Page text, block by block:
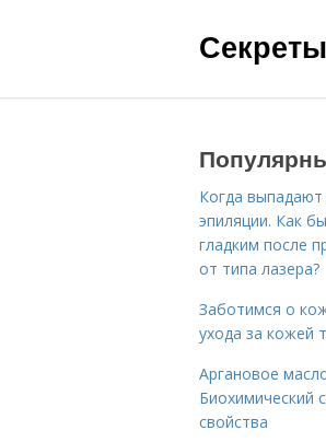
Когда
эпиляции. Как
гладким после
от типа лазера?
Заботимся о
ухода за кожей
Аргановое
Биохимический
свойства